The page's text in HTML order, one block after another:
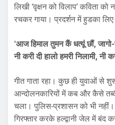
लिखी ‘वृक्षन को विलाप’ कविता
रचकर गाया। प्रदर्शन में हुडका लिए
‘आज हिमाल तुमन कैं धत्यूं छौं, जागो-
नी करी दी हालो हमरी निलामी, नी
गीत गाता रहा। कुछ ही युवाओं
आन्दोलनकारियों में कब और कैसे
चला। पुलिस-प्रशासन को भी नहीं।
गिरफ्तार करके हल्द्वानी जेल में बंद